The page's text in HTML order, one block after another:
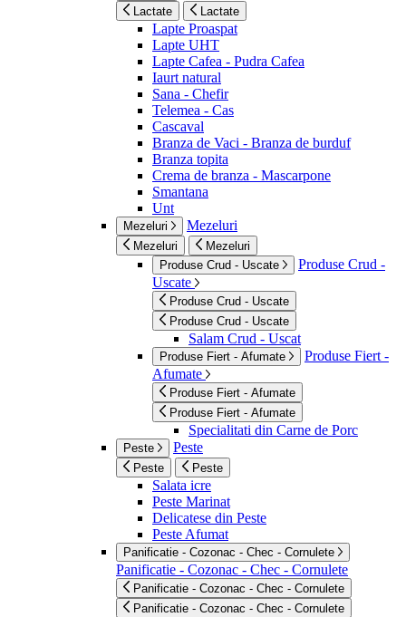
Lactate Lactate
Lapte Proaspat
Lapte UHT
Lapte Cafea - Pudra Cafea
Iaurt natural
Sana - Chefir
Telemea - Cas
Cascaval
Branza de Vaci - Branza de burduf
Branza topita
Crema de branza - Mascarpone
Smantana
Unt
Mezeluri Mezeluri
Mezeluri
Mezeluri
Produse Crud - Uscate
Produse Crud -
Uscate
Produse Crud - Uscate
Produse Crud - Uscate
Salam Crud - Uscat
Produse Fiert - Afumate
Produse Fiert -
Afumate
Produse Fiert - Afumate
Produse Fiert - Afumate
Specialitati din Carne de Porc
Peste Peste
Peste Peste
Salata icre
Peste Marinat
Delicatese din Peste
Peste Afumat
Panificatie - Cozonac - Chec - Cornulete
Panificatie - Cozonac - Chec - Cornulete
Panificatie - Cozonac - Chec - Cornulete
Panificatie - Cozonac - Chec - Cornulete